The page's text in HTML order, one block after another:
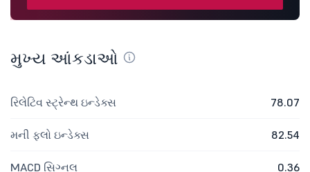
મુખ્ય આંકડાઓ
રિલેટિવ સ્ટ્રેન્થ ઇન્ડેક્સ 78.07
મની ફ્લો ઇન્ડેક્સ 82.54
MACD સિગ્નલ 0.36